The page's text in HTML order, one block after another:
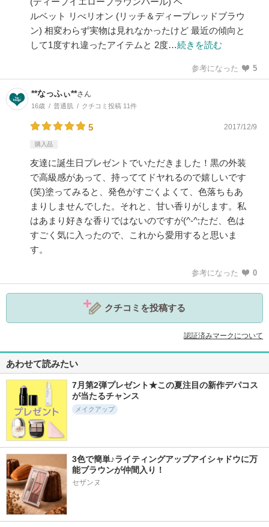
ルベット リべリオン (リッチ＆ディープレッドブラウ
ン) 相変わらず実物は見れなかったけど 最近の傾向と
して1度すれ違ったアイテムと 2度…続きを読む
参考になった 5
**なっふぃ**さん
16歳 普通肌 クチコミ投稿 11件
5 2017/12/9
購入品
友達に誕生日プレゼントでいただきました！黒の外装
で高級感があって、持っててドヤれるので嬉しいです
(笑)塗ってみると、発色がすごくよくて、色落ちもあ
まりしませんでした。それと、甘い香りがします。私
はあまり好きな香りではないのですが(^-^;ただ、色は
すごく気に入ったので、これから愛用すると思いま
す。
参考になった 0
クチコミを投稿する
認証済みマークについて
あわせて読みたい
7月第2弾プレゼント★この夏注目の新作デパコス
が当たるチャンス
メイクアップ
3色で簡単♪ライティングアップアイシャドウに万
能ブラウンが仲間入り！
セザンヌ